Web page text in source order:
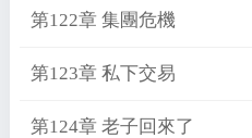
第122章 集團危機
第123章 私下交易
第124章 老子回來了